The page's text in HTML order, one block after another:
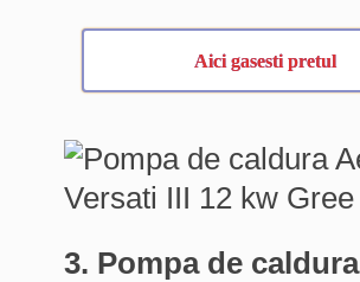
Aici gasesti pretul
3. Pompa de caldura